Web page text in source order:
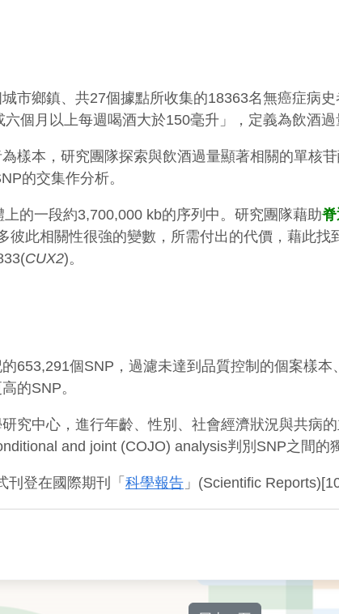
市鄉鎮、共27個據點所收集的18363名無癌症病
個月以上每週喝酒大於150毫升」，定義為飲酒過
樣本，研究團隊探索與飲酒過量顯著相關的單核
的交集作分析。
的一段約3,700,000 kb的序列中。研究團隊藉助
彼此相關性很強的變數，所需付出的代價，藉此
CUX2)。
653,291個SNP，過濾未達到品質控制的個案樣
的SNP。
究中心，進行年齡、性別、社會經濟狀況與共病
and joint (COJO) analysis判別SNP之間的
刊登在國際期刊「 科學報告 」(Scientific